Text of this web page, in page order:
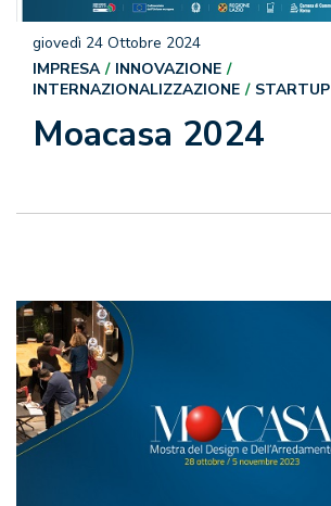
Moacasa 2024
giovedì 24 Ottobre 2024
IMPRESA
INNOVAZIONE
INTERNAZIONALIZZAZIONE
STARTUP